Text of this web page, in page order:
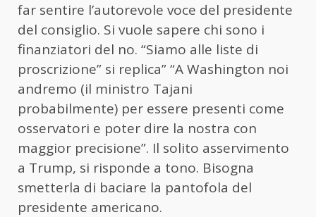
far sentire l’autorevole voce del presidente
del consiglio. Si vuole sapere chi sono i
finanziatori del no. “Siamo alle liste di
proscrizione” si replica” “A Washington noi
andremo (il ministro Tajani
probabilmente) per essere presenti come
osservatori e poter dire la nostra con
maggior precisione”. Il solito asservimento
a Trump, si risponde a tono. Bisogna
smetterla di baciare la pantofola del
presidente americano.